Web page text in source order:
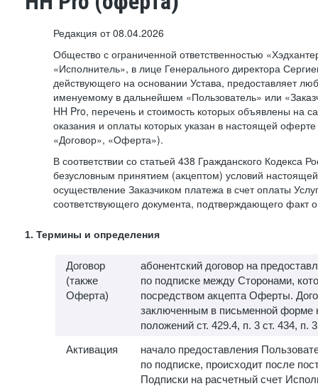
Редакция от 08.04.2026
Общество с ограниченной ответственностью
«Исполнитель», в лице Генерального директора
действующего на основании Устава, предоставляет
именуемому в дальнейшем «Пользователь» или
HH Pro, перечень и стоимость которых объявлены на
оказания и оплаты которых указан в настоящей
«Договор», «Оферта»).
В соответствии со статьей 438 Гражданского Кодекса
безусловным принятием (акцептом) условий
осуществление Заказчиком платежа в счет оплаты
соответствующего документа, подтверждающего факт
1. Термины и определения
Договор
(также
Оферта)
абонентский договор на
по подписке между Сторонами,
посредством акцепта Оферты.
заключенным в письменной форме
положений ст. 429.4, п. 3 ст. 434, п.
Активация
начало предоставления
по подписке, происходит после
Подписки на расчетный счет